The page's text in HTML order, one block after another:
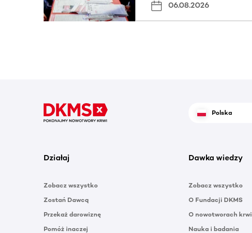
06.08.2026
Polska
Działaj
Zobacz wszystko
Zostań Dawcą
Przekaż darowiznę
Pomóż inaczej
Dawka wiedzy
Zobacz wszystko
O Fundacji DKMS
O nowotworach krwi
Nauka i badania